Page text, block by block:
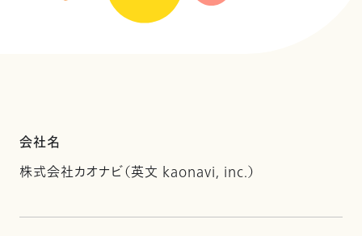
会社名
株式会社カオナビ（英文 kaonavi, inc.）